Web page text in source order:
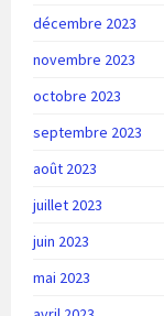
décembre 2023
novembre 2023
octobre 2023
septembre 2023
août 2023
juillet 2023
juin 2023
mai 2023